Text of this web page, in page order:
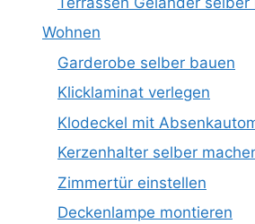
Wohnen
Garderobe selber bauen
Klicklaminat verlegen
Klodeckel mit
Kerzenhalter selber
Zimmertür einstellen
Deckenlampe montieren